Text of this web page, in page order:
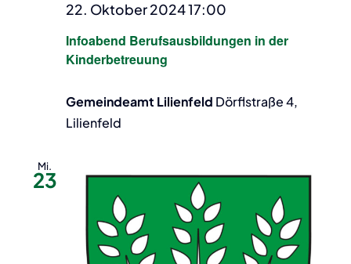
Infoabend Berufsausbildungen in der
Kinderbetreuung
22. Oktober 2024 17:00
Gemeindeamt Lilienfeld Dörflstraße 4,
Lilienfeld
Mi.
23